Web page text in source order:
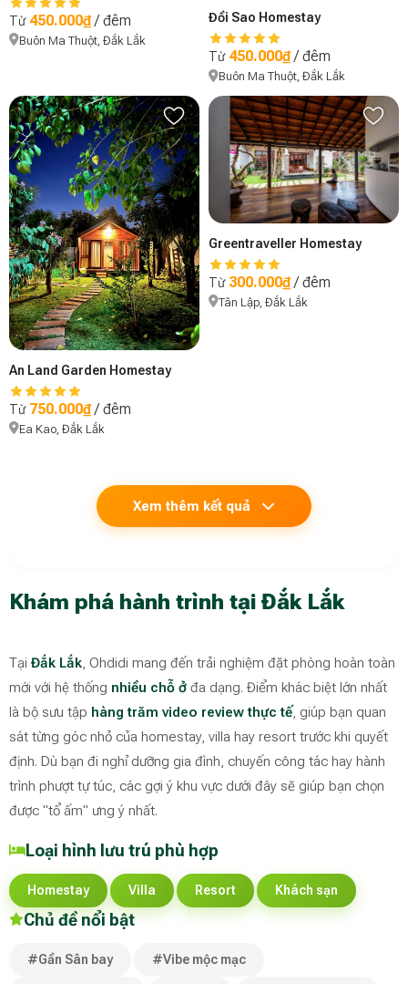
Từ 450.000₫/ đêm
Buôn Ma Thuột, Đắk Lắk
Đồi Sao Homestay
Từ 450.000₫/ đêm
Buôn Ma Thuột, Đắk Lắk
An Land Garden Homestay
Từ 750.000₫/ đêm
Ea Kao, Đắk Lắk
Greentraveller Homestay
Từ 300.000₫/ đêm
Tân Lập, Đắk Lắk
Xem thêm kết quả
Khám phá hành trình tại Đắk Lắk
Tại Đắk Lắk, Ohdidi mang đến trải nghiệm đặt phòng hoàn toàn
mới với hệ thống nhiều chỗ ở đa dạng. Điểm khác biệt lớn nhất
là bộ sưu tập hàng trăm video review thực tế, giúp bạn quan
sát từng góc nhỏ của homestay, villa hay resort trước khi quyết
định. Dù bạn đi nghỉ dưỡng gia đình, chuyến công tác hay hành
trình phượt tự túc, các gợi ý khu vực dưới đây sẽ giúp bạn chọn
được "tổ ấm" ưng ý nhất.
Loại hình lưu trú phù hợp
Homestay Villa Resort Khách sạn
Chủ đề nổi bật
#Gần Sân bay #Vibe mộc mạc